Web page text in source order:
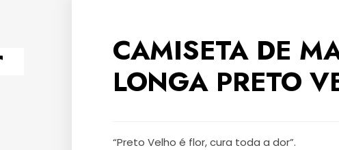
CAMISETA DE
LONGA PRETO
“Preto Velho é flor, cura toda a dor”.